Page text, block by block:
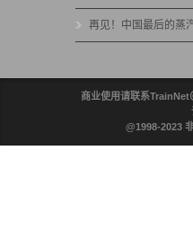
再见！中国最后的蒸
商业使用请联系
@1998-2023